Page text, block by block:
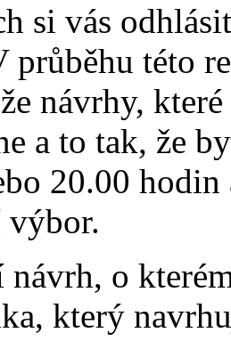
si vás
průběhu této
návrhy,
a to tak, že
20.00
výbor.
návrh, o
který